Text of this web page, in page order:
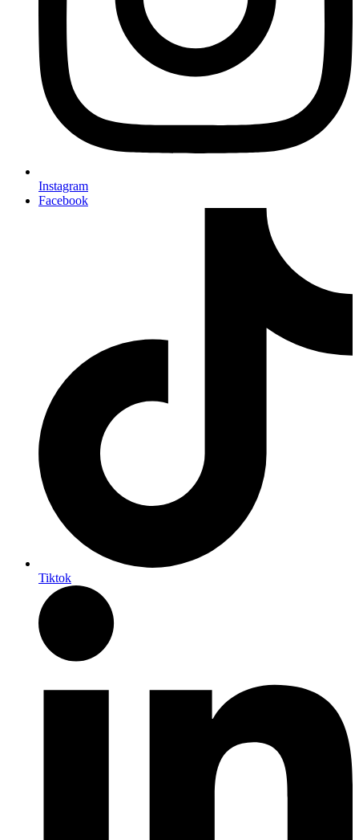
Instagram
Facebook
Tiktok